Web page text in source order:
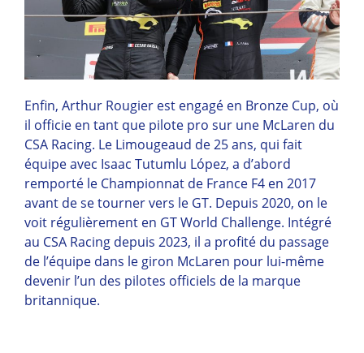
Enfin, Arthur Rougier est engagé en Bronze Cup, où
il officie en tant que pilote pro sur une McLaren du
CSA Racing. Le Limougeaud de 25 ans, qui fait
équipe avec Isaac Tutumlu López, a d’abord
remporté le Championnat de France F4 en 2017
avant de se tourner vers le GT. Depuis 2020, on le
voit régulièrement en GT World Challenge. Intégré
au CSA Racing depuis 2023, il a profité du passage
de l’équipe dans le giron McLaren pour lui-même
devenir l’un des pilotes officiels de la marque
britannique.